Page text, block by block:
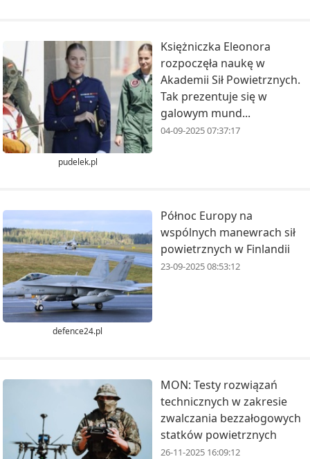
pudelek.pl
Księżniczka Eleonora
rozpoczęła naukę w
Akademii Sił Powietrznych.
Tak prezentuje się w
galowym mund...
04-09-2025 07:37:17
defence24.pl
Północ Europy na
wspólnych manewrach sił
powietrznych w Finlandii
23-09-2025 08:53:12
MON: Testy rozwiązań
technicznych w zakresie
zwalczania bezzałogowych
statków powietrznych
26-11-2025 16:09:12